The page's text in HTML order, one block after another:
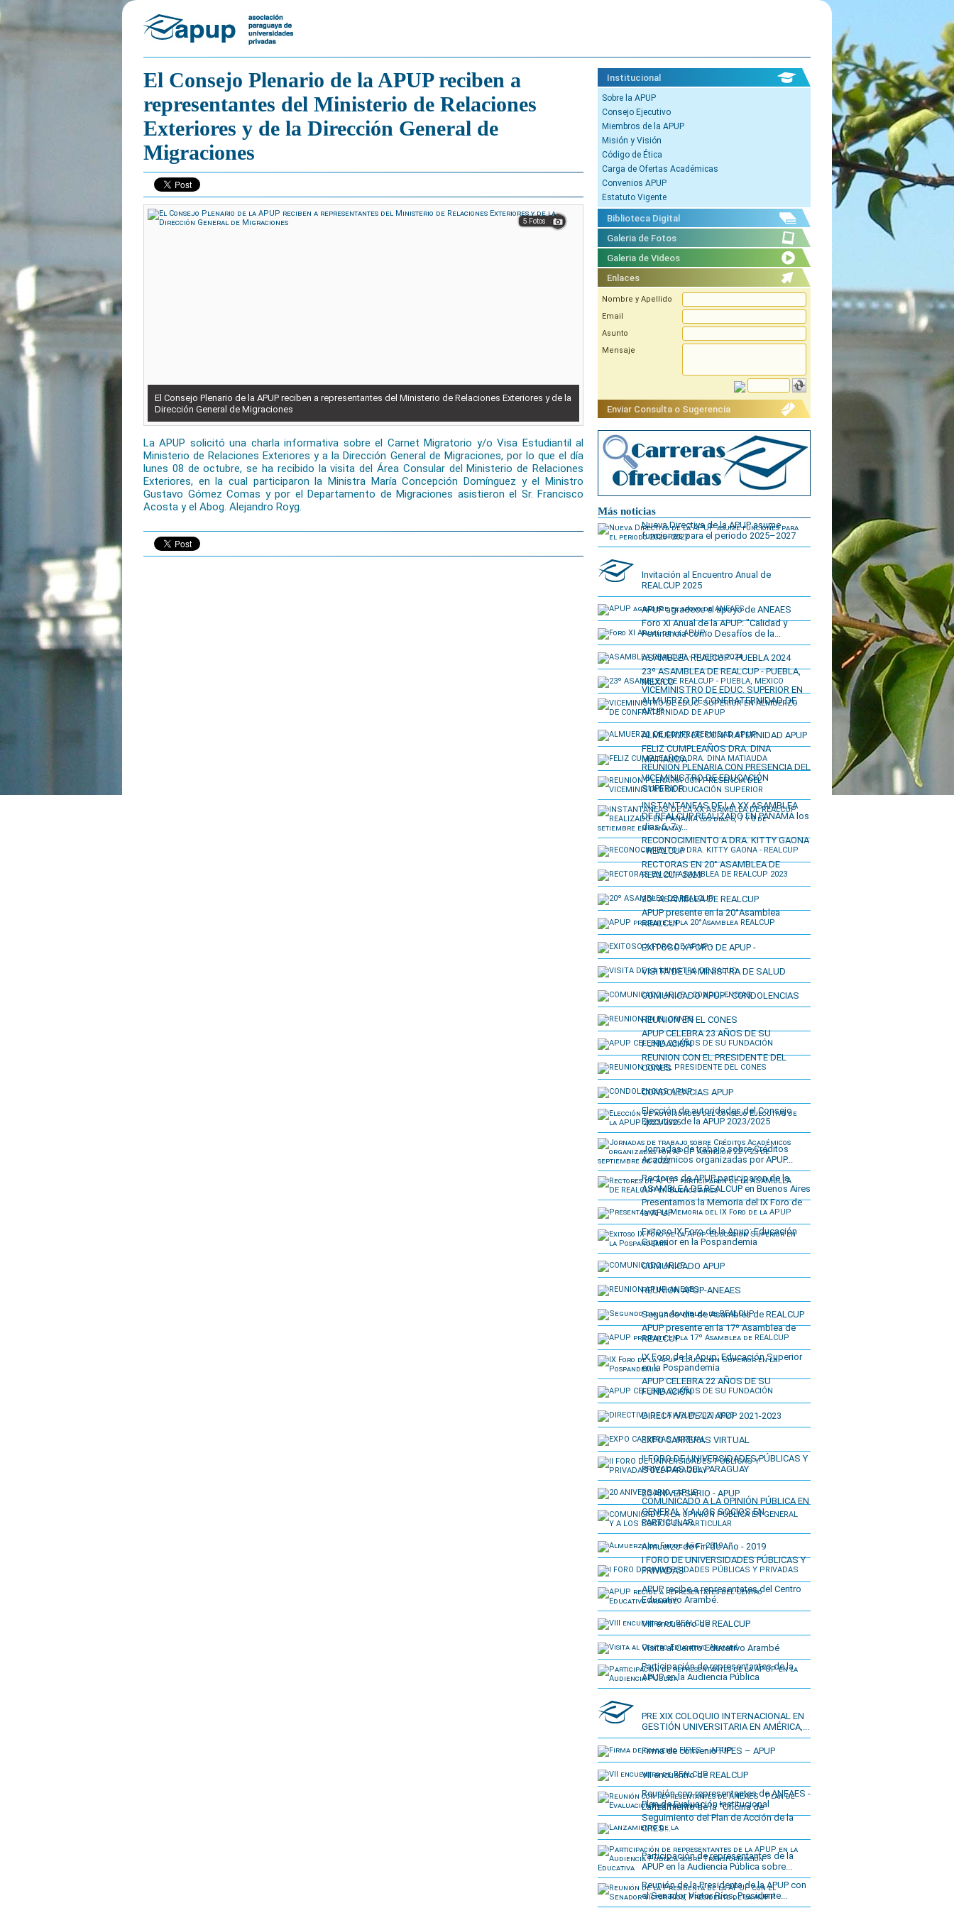
El Consejo Plenario de la APUP reciben a
representantes del Ministerio de Relaciones
Exteriores y de la Dirección General de
Migraciones
5 Fotos
El Consejo Plenario de la APUP reciben a representantes del Ministerio de Relaciones Exteriores y de la
Dirección General de Migraciones
La APUP solicitó una charla informativa sobre el Carnet Migratorio y/o Visa Estudiantil al
Ministerio de Relaciones Exteriores y a la Dirección General de Migraciones, por lo que el día
lunes 08 de octubre, se ha recibido la visita del Área Consular del Ministerio de Relaciones
Exteriores, en la cual participaron la Ministra María Concepción Domínguez y el Ministro
Gustavo Gómez Comas y por el Departamento de Migraciones asistieron el Sr. Francisco
Acosta y el Abog. Alejandro Royg.
Institucional
Sobre la APUP
Consejo Ejecutivo
Miembros de la APUP
Misión y Visión
Código de Ética
Carga de Ofertas Académicas
Convenios APUP
Estatuto Vigente
Biblioteca Digital
Galeria de Fotos
Galeria de Videos
Enlaces
Nombre y Apellido
Email
Asunto
Mensaje
Enviar Consulta o Sugerencia
Más noticias
Nueva Directiva de la APUP asume
funciones para el periodo 2025–2027
Invitación al Encuentro Anual de
REALCUP 2025
APUP agradece el apoyo de ANEAES
Foro XI Anual de la APUP: "Calidad y
Pertinencia como Desafíos de la...
ASAMBLEA REALCUP - PUEBLA 2024
23º ASAMBLEA DE REALCUP - PUEBLA,
MEXICO
VICEMINISTRO DE EDUC. SUPERIOR EN
ALMUERZO DE CONFRATERNIDAD DE
APUP
ALMUERZO DE CONFRATERNIDAD APUP
FELIZ CUMPLEAÑOS DRA. DINA
MATIAUDA
REUNION PLENARIA CON PRESENCIA DEL
VICEMINISTRO DE EDUCACIÓN
SUPERIOR
INSTANTANEAS DE LA XX ASAMBLEA
DE REALCUP REALIZADO EN PANAMA los
dias 6, 7 y...
RECONOCIMIENTO A DRA. KITTY GAONA
- REALCUP
RECTORAS EN 20° ASAMBLEA DE
REALCUP 2023
20º ASAMBLEA DE REALCUP
APUP presente en la 20°Asamblea
REALCUP
EXITOSO X FORO DE APUP -
VISITA DE LA MINISTRA DE SALUD
COMUNICADO APUP - CONDOLENCIAS
REUNION EN EL CONES
APUP CELEBRA 23 AÑOS DE SU
FUNDACIÓN
REUNION CON EL PRESIDENTE DEL
CONES
CONDOLENCIAS APUP
Elección de autoridades del Consejo
Ejecutivo de la APUP 2023/2025
Jornadas de trabajo sobre Créditos
Académicos organizadas por APUP...
Rectores de APUP participaron de la
ASAMBLEA DE REALCUP en Buenos Aires
Presentamos la Memoria del IX Foro de
la APUP
Exitoso IX Foro de la Apup: Educación
Superior en la Pospandemia
COMUNICADO APUP
REUNION APUP-ANEAES
Segundo dia de Asamblea de REALCUP
APUP presente en la 17º Asamblea de
REALCUP
IX Foro de la Apup: Educación Superior
en la Pospandemia
APUP CELEBRA 22 AÑOS DE SU
FUNDACIÓN
DIRECTIVA DE LA APUP 2021-2023
EXPO CARRERAS VIRTUAL
II FORO DE UNIVERSIDADES PÚBLICAS Y
PRIVADAS DEL PARAGUAY
20 ANIVERSARIO - APUP
COMUNICADO A LA OPINIÓN PÚBLICA EN
GENERAL Y A LOS SOCIOS EN
PARTICULAR
Almuerzo de Fin de Año - 2019
I FORO DE UNIVERSIDADES PÚBLICAS Y
PRIVADAS
APUP recibe a representates del Centro
Educativo Arambé.
VIII encuentro de REALCUP
Visita al Centro Educativo Arambé
Participación de representantes de la
APUP en la Audiencia Pública
PRE XIX COLOQUIO INTERNACIONAL EN
GESTIÓN UNIVERSITARIA EN AMÉRICA,...
Firma de convenio FIPES – APUP
VII encuentro de REALCUP
Reunión con representantes de ANEAES -
Plan de Evaluación Institucional
Lanzamiento de la "Oficina de
Seguimiento del Plan de Acción de la
CRES...
Participación de representantes de la
APUP en la Audiencia Pública sobre...
Reunión de la Presidenta de la APUP con
el Senador Víctor Ríos, Presidente...